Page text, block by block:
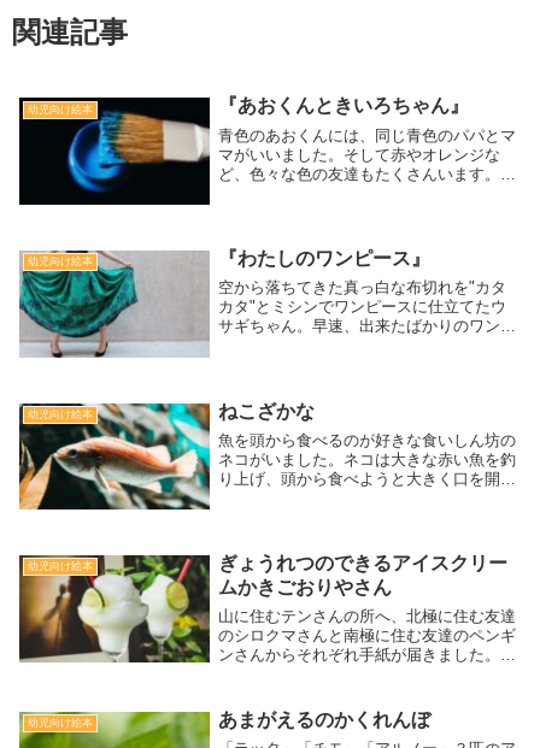
関連記事
幼児向け絵本 『あおくんときいろちゃん』
青色のあおくんには、同じ青色のパパとマ
マがいいました。そして赤やオレンジな
ど、色々な色の友達もたくさんいます。中
と遊びたくなって、きいろちゃんの家に遊
びに行ってしまいます。[対象:3歳から]
幼児向け絵本 『わたしのワンピース』
空から落ちてきた真っ白な布切れを"カタ
カタ"とミシンでワンピースに仕立てたウ
サギちゃん。早速、出来たばかりのワンピ
けていると空から雨が降ってきます。する
とワンピースの柄もまた変わって・・・オ
シャレの楽しみやお散歩の楽しさを感じる
ことができる1冊です。[対象:幼児から]
幼児向け絵本 ねこざかな
魚を頭から食べるのが好きな食いしん坊の
ネコがいました。ネコは大きな赤い魚を釣
り上げ、頭から食べようと大きく口を開け
かに入ったまま一緒に海を泳いでいると、
なんだかだんだん楽しくなってきました。
そんな中、突如目の前にサメが現れます。
２匹は一体どうなってしまうのでしょう
か？
幼児向け絵本
ぎょうれつのできるアイスクリー
ムかきごおりやさん
山に住むテンさんの所へ、北極に住む友達
のシロクマさんと南極に住む友達のペンギ
ンさんからそれぞれ手紙が届きました。テ
もらおうとテンさんの元へ遊びに来まし
た。しかし２匹はそれぞれ自分のデザート
幼児向け絵本 あまがえるのかくれんぼ